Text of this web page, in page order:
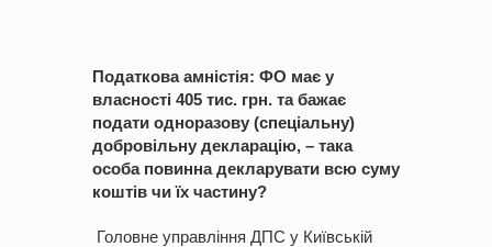
Податкова амністія: ФО має у
власності 405 тис. грн. та бажає
подати одноразову (спеціальну)
добровільну декларацію, – така
особа повинна декларувати всю суму
коштів чи їх частину?
Головне управління ДПС у Київській